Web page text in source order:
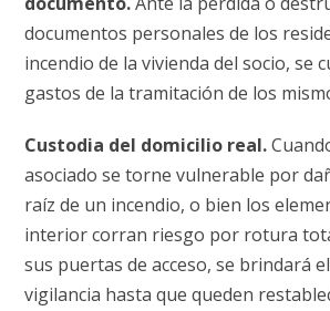
documentos personales de los
incendio de la vivienda del socio, se
gastos de la tramitación de los
Custodia del domicilio real.
asociado se torne vulnerable por
raíz de un incendio, o bien los
interior corran riesgo por rotura
sus puertas de acceso, se brindará
vigilancia hasta que queden